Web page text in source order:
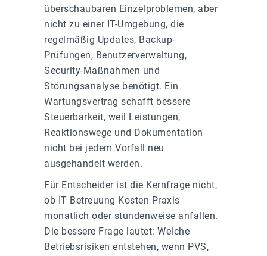
überschaubaren Einzelproblemen, aber
nicht zu einer IT-Umgebung, die
regelmäßig Updates, Backup-
Prüfungen, Benutzerverwaltung,
Security-Maßnahmen und
Störungsanalyse benötigt. Ein
Wartungsvertrag schafft bessere
Steuerbarkeit, weil Leistungen,
Reaktionswege und Dokumentation
nicht bei jedem Vorfall neu
ausgehandelt werden.
Für Entscheider ist die Kernfrage nicht,
ob IT Betreuung Kosten Praxis
monatlich oder stundenweise anfallen.
Die bessere Frage lautet: Welche
Betriebsrisiken entstehen, wenn PVS,